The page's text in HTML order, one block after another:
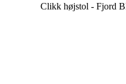
Clikk højstol - Fjord